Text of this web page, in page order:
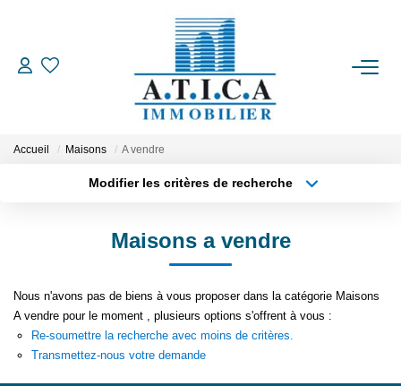
ACCUEIL
ESTIMATION
L'AGENCE
CONTACT
Accueil Maisons A vendre
Modifier les critères de recherche
Budget max Plus de critères
Maisons a vendre
Nous n'avons pas de biens à vous proposer dans la catégorie Maisons
A vendre pour le moment , plusieurs options s'offrent à vous :
Re-soumettre la recherche avec moins de critères.
Transmettez-nous votre demande